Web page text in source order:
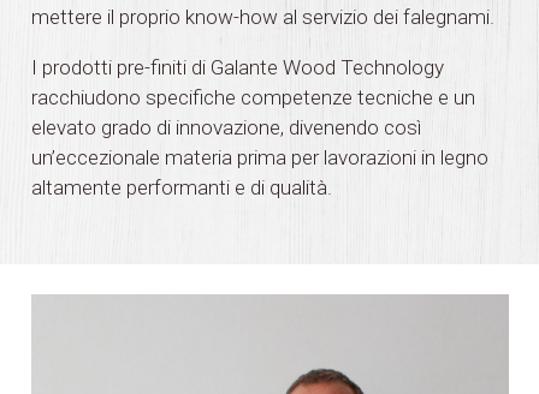
mettere il proprio know-how al servizio dei falegnami.
I prodotti pre-finiti di Galante Wood Technology
racchiudono specifiche competenze tecniche e un
elevato grado di innovazione, divenendo così
un’eccezionale materia prima per lavorazioni in legno
altamente performanti e di qualità.